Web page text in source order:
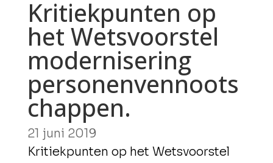
Kritiekpunten op
het Wetsvoorstel
modernisering
personenvennoots
chappen.
21 juni 2019
Kritiekpunten op het Wetsvoorstel